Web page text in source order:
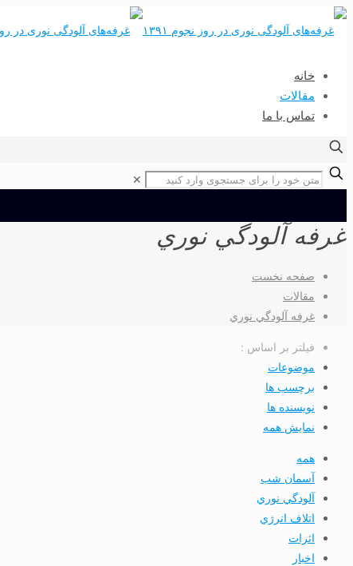
خانه
مقالات
تماس با ما
✕
غرفه آلودگي نوري
صفحه نخست
مقالات
غرفه آلودگي نوري
فیلتر بر اساس :
موضوعات
برچسب ها
نویسنده ها
نمایش همه
همه
آسمان شب
آلودگي نوري
اتلاف انرژي
اثرات
اخبار